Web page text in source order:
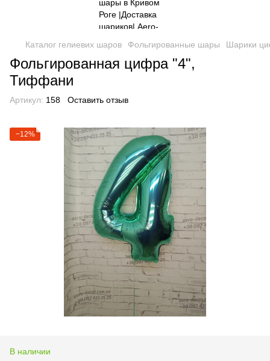
Каталог гелиевих шаров Фольгированные шары Шарики
Фольгированная цифра "4",
Тиффани
Артикул: 158 Оставить отзыв
−12%
В наличии